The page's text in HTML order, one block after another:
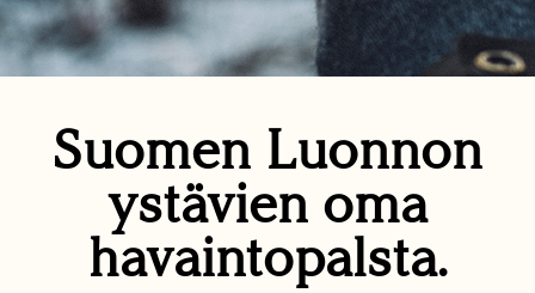
Suomen Luonnon
ystävien oma
havaintopalsta.